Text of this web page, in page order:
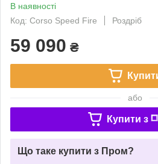
В наявності
Код: Corso Speed Fire
Роздріб
59 090 ₴
або
Купити з
Що таке купити з Пром?